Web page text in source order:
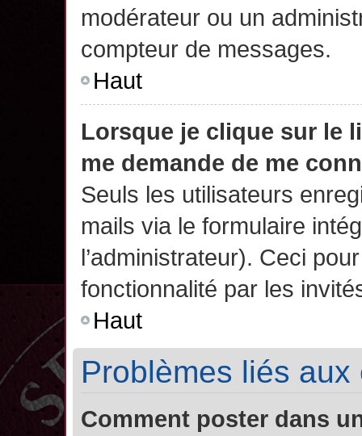
modérateur ou un
compteur de messages.
Haut
Lorsque je clique sur le
me demande de me
Seuls les utilisateurs
mails via le formulaire
l’administrateur). Ceci
fonctionnalité par les
Haut
Problèmes liés
Comment poster dans